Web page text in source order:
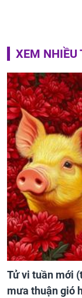
XEM NHIỀU
Tử vi tuần mới
mưa thuận gió